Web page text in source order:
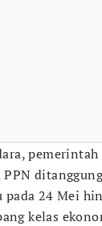
pada 24 Mei
kelas